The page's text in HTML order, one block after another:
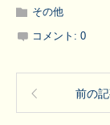
その他
コメント: 0
前の